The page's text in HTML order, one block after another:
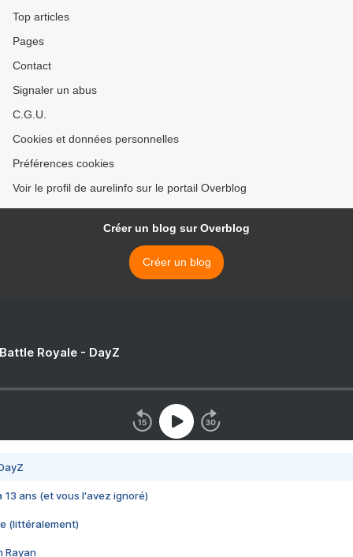
Top articles
Pages
Contact
Signaler un abus
C.G.U.
Cookies et données personnelles
Préférences cookies
Voir le profil de aurelinfo sur le portail Overblog
Créer un blog sur Overblog
Créer un blog
Royale - DayZ
13 ans (et vous l'avez ignoré)
(littéralement)
Rayan